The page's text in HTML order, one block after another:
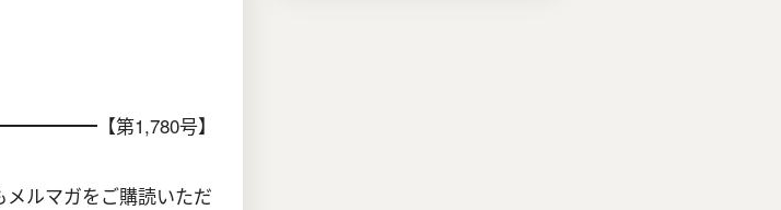
【第1,780号】
メルマガをご購読いただ